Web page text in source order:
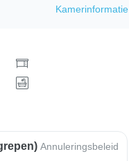
Kamerinformatie
Annuleringsbeleid